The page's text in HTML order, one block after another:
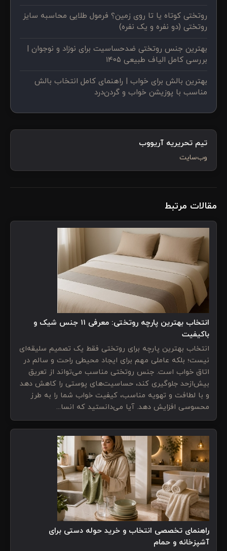
روتختی کوتاه یا تا روی زمین؟ فرمول طلایی محاسبه سایز
روتختی (دو نفره و یک نفره)
بهترین جنس روتختی ضدحساسیت برای نوزاد و نوجوان |
بررسی کامل الیاف طبیعی ۱۴۰۵
بهترین بالش برای خواب | راهنمای کامل انتخاب بالش
مناسب با پوزیشن خواب و گردن‌درد
تیم تحریریه آریووب
وب‌سایت
مقالات مرتبط
انتخاب بهترین پارچه روتختی: معرفی ۱۱ جنس شیک و
باکیفیت
انتخاب بهترین پارچه برای روتختی فقط یک تصمیم سلیقه‌ای
نیست؛ بلکه عاملی مهم برای ایجاد محیطی راحت و سالم در
اتاق خواب است. جنس روتختی مناسب می‌تواند از تعریق
بیش‌ازحد جلوگیری کند، حساسیت‌های پوستی را کاهش دهد
و با لطافت و تهویه مناسب، کیفیت خواب شما را به طرز
محسوسی افزایش دهد. آیا می‌دانستید که انسا...
راهنمای تخصصی انتخاب و خرید حوله دستی برای
آشپزخانه و حمام